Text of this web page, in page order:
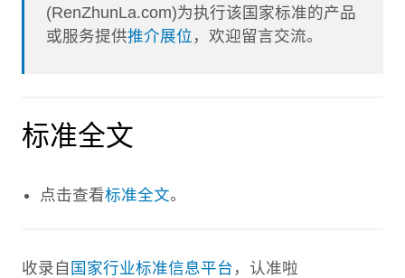
(RenZhunLa.com)为执行该国家标准的产品
或服务提供推介展位 ，欢迎留言交流。
标准全文
点击查看标准全文。
收录自 国家行业标准信息平台 ，认准啦